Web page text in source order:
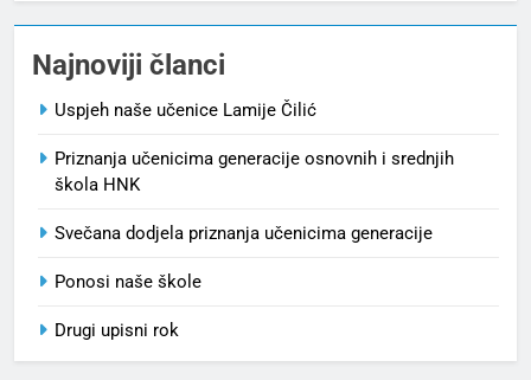
Najnoviji članci
Uspjeh naše učenice Lamije Čilić
Priznanja učenicima generacije osnovnih i srednjih
škola HNK
Svečana dodjela priznanja učenicima generacije
Ponosi naše škole
Drugi upisni rok